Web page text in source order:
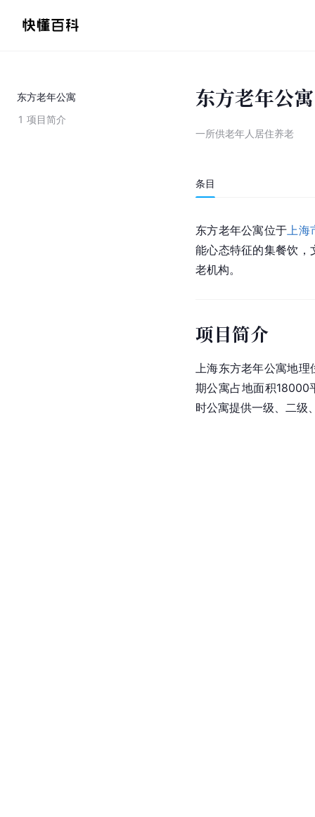
东方老年公寓
1 项目简介
东方老年公寓
一所供老年人居住养老
条目
东方老年公寓位于 上海
能心态特征的集餐饮，
老机构。
项目简介
上海东方老年公寓地
期公寓占地面积18000
时公寓提供一级、二级